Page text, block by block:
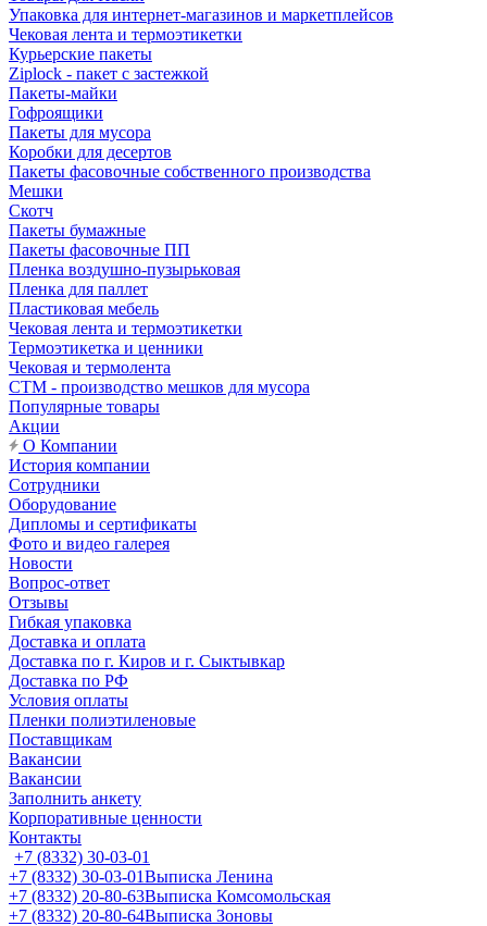
Упаковка для интернет-магазинов и маркетплейсов
Чековая лента и термоэтикетки
Курьерские пакеты
Ziplock - пакет с застежкой
Пакеты-майки
Гофроящики
Пакеты для мусора
Коробки для десертов
Пакеты фасовочные собственного производства
Мешки
Скотч
Пакеты бумажные
Пакеты фасовочные ПП
Пленка воздушно-пузырьковая
Пленка для паллет
Пластиковая мебель
Чековая лента и термоэтикетки
Термоэтикетка и ценники
Чековая и термолента
СТМ - производство мешков для мусора
Популярные товары
Акции
О Компании
История компании
Сотрудники
Оборудование
Дипломы и сертификаты
Фото и видео галерея
Новости
Вопрос-ответ
Отзывы
Гибкая упаковка
Доставка и оплата
Доставка по г. Киров и г. Сыктывкар
Доставка по РФ
Условия оплаты
Пленки полиэтиленовые
Поставщикам
Вакансии
Вакансии
Заполнить анкету
Корпоративные ценности
Контакты
+7 (8332) 30-03-01
+7 (8332) 30-03-01Выписка Ленина
+7 (8332) 20-80-63Выписка Комсомольская
+7 (8332) 20-80-64Выписка Зоновы